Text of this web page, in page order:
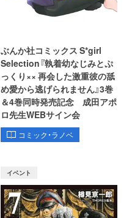
ぶんか社コミックス S*girl
Selection『執着幼なじみとぷ
っくり×× 再会した激重彼の舐
め愛から逃げられません』3巻
＆4巻同時発売記念 成田アポ
ロ先生WEBサイン会
コミック・ラノベ
イベント